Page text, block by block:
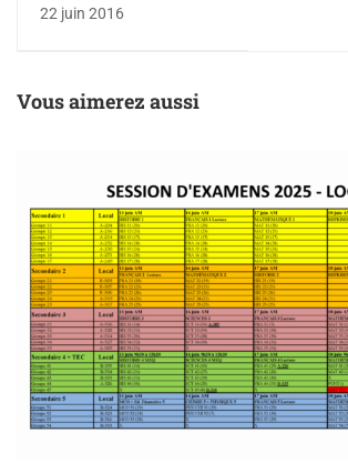
22 juin 2016
Vous aimerez aussi